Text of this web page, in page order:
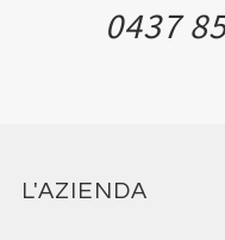
0437
L'AZIENDA